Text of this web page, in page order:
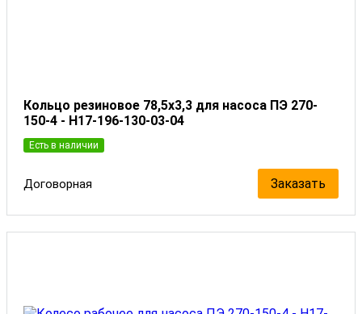
Кольцо резиновое 78,5x3,3 для насоса ПЭ 270-
150-4 - Н17-196-130-03-04
Есть в наличии
Договорная Заказать